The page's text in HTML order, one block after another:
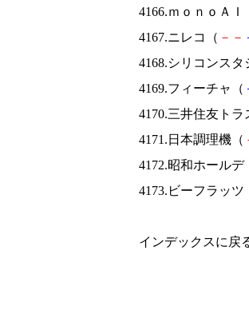
4166.ｍｏｎｏＡＩ
4167.ニレコ（ － －
4168.シリコンスタ
4169.フィーチャ（
4170.三井住友トラ
4171.日本調理機（
4172.昭和ホールデ
4173.ビーフラッツ
インデックスに戻